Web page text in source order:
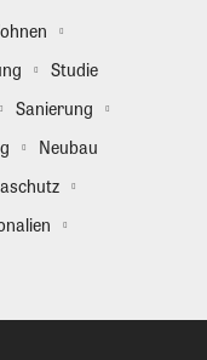
Studie
Sanierung
Neubau